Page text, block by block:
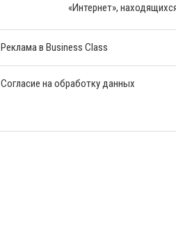
«Интернет»,
Реклама в Business Class
Согласие на обработку данных